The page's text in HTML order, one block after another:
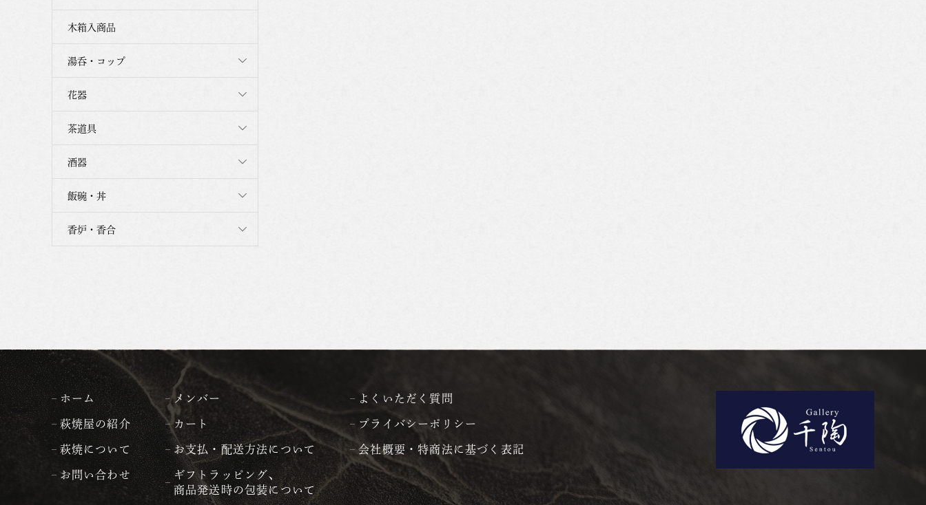
木箱入商品
湯呑・コップ
花器
茶道具
酒器
飯碗・丼
香炉・香合
ホーム
萩焼屋の紹介
萩焼について
お問い合わせ
メンバー
カート
お支払・配送方法について
ギフトラッピング、
商品発送時の包装について
よくいただく質問
プライバシーポリシー
会社概要・特商法に基づく表記